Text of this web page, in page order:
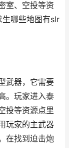
室、空投等资
生哪些地图有slr
武器，它需要
。玩家进入泰
投等资源点里
玩家的主武器
在找到迫击炮